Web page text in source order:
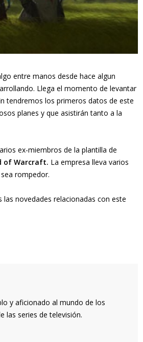
entre manos desde hace algun
Llega el momento de levantar
tendremos los primeros datos de este
planes y que asistirán tanto a la
ex-miembros de la plantilla de
of Warcraft. La empresa lleva varios
rompedor.
novedades relacionadas con este
y aficionado al mundo de los
las series de televisión.